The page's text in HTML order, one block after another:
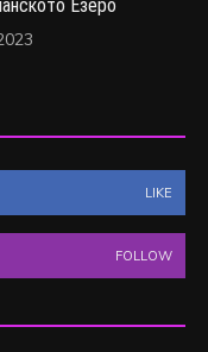
Езеро
LIKE
FOLLOW